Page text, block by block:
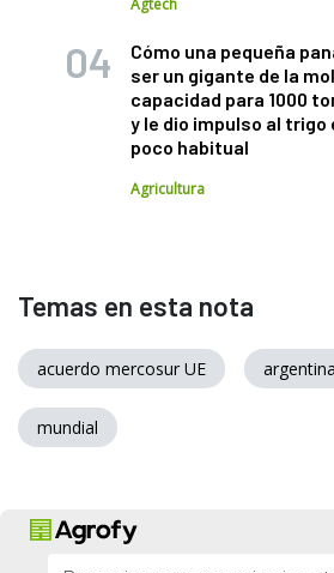
Agtech
Cómo una pequeña
ser un gigante de la
capacidad para 1000
y le dio impulso al trigo
poco habitual
Agricultura
Temas en esta nota
acuerdo mercosur UE argentina
mundial